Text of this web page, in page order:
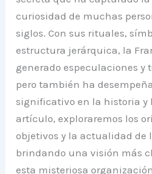
curiosidad de muchas
siglos. Con sus rituales,
estructura jerárquica, la
generado especulaciones y
pero también ha
significativo en la historia y
artículo, exploraremos los
objetivos y la actualidad de
brindando una visión más
esta misteriosa